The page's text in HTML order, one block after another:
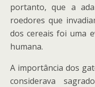
portanto, que a
roedores que
dos cereais foi uma
humana.
A importância dos
considerava